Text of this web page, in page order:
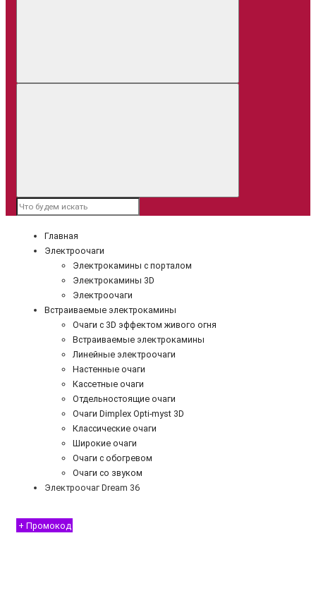
Главная
Электроочаги
Электрокамины с порталом
Электрокамины 3D
Электроочаги
Встраиваемые электрокамины
Очаги с 3D эффектом живого огня
Встраиваемые электрокамины
Линейные электроочаги
Настенные очаги
Кассетные очаги
Отдельностоящие очаги
Очаги Dimplex Opti-myst 3D
Классические очаги
Широкие очаги
Очаги с обогревом
Очаги со звуком
Электроочаг Dream 36
+ Промокод